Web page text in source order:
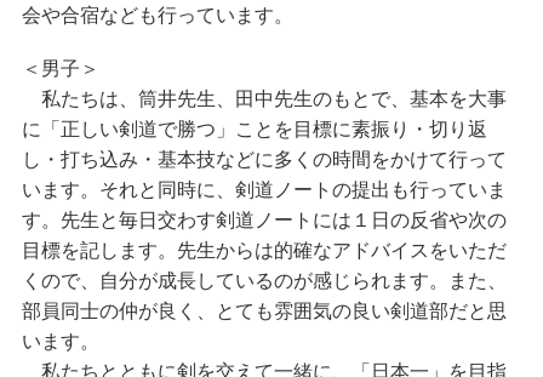
会や合宿なども行っています。
＜男子＞
私たちは、筒井先生、田中先生のもとで、基本を大事
に「正しい剣道で勝つ」ことを目標に素振り・切り返
し・打ち込み・基本技などに多くの時間をかけて行って
います。それと同時に、剣道ノートの提出も行っていま
す。先生と毎日交わす剣道ノートには１日の反省や次の
目標を記します。先生からは的確なアドバイスをいただ
くので、自分が成長しているのが感じられます。また、
部員同士の仲が良く、とても雰囲気の良い剣道部だと思
います。
私たちとともに剣を交えて一緒に、「日本一」を目指